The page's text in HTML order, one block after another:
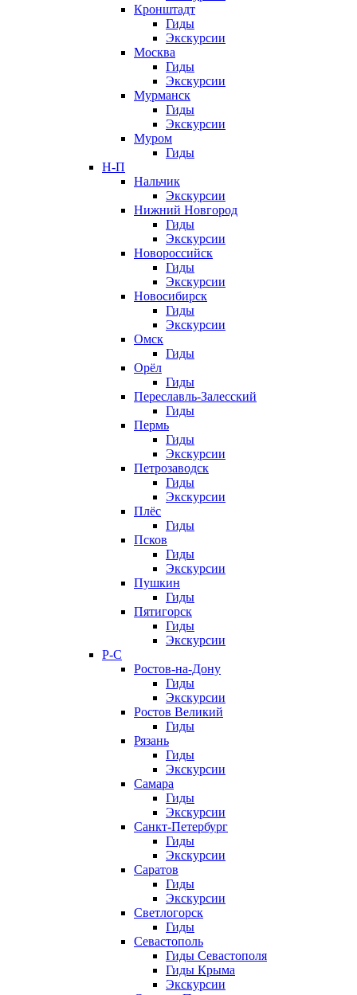
Кронштадт
Гиды
Экскурсии
Москва
Гиды
Экскурсии
Мурманск
Гиды
Экскурсии
Муром
Гиды
Н-П
Нальчик
Экскурсии
Нижний Новгород
Гиды
Экскурсии
Новороссийск
Гиды
Экскурсии
Новосибирск
Гиды
Экскурсии
Омск
Гиды
Орёл
Гиды
Переславль-Залесский
Гиды
Пермь
Гиды
Экскурсии
Петрозаводск
Гиды
Экскурсии
Плёс
Гиды
Псков
Гиды
Экскурсии
Пушкин
Гиды
Пятигорск
Гиды
Экскурсии
Р-С
Ростов-на-Дону
Гиды
Экскурсии
Ростов Великий
Гиды
Рязань
Гиды
Экскурсии
Самара
Гиды
Экскурсии
Санкт-Петербург
Гиды
Экскурсии
Саратов
Гиды
Экскурсии
Светлогорск
Гиды
Севастополь
Гиды Севастополя
Гиды Крыма
Экскурсии